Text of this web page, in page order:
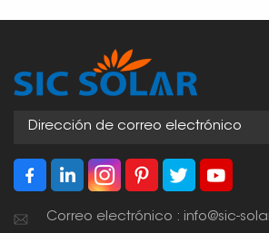
Correo electrónico : info@sic-